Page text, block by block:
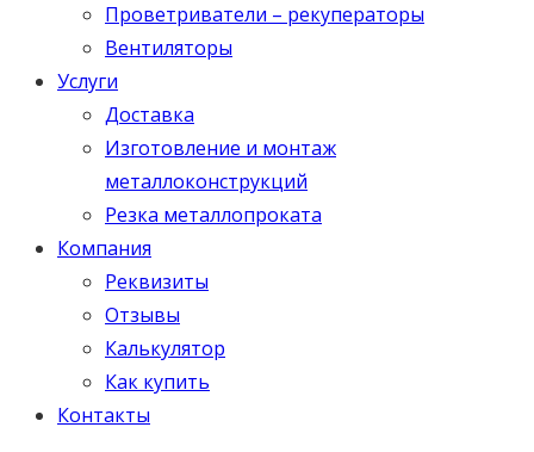
Проветриватели – рекуператоры
Вентиляторы
Услуги
Доставка
Изготовление и монтаж
металлоконструкций
Резка металлопроката
Компания
Реквизиты
Отзывы
Калькулятор
Как купить
Контакты